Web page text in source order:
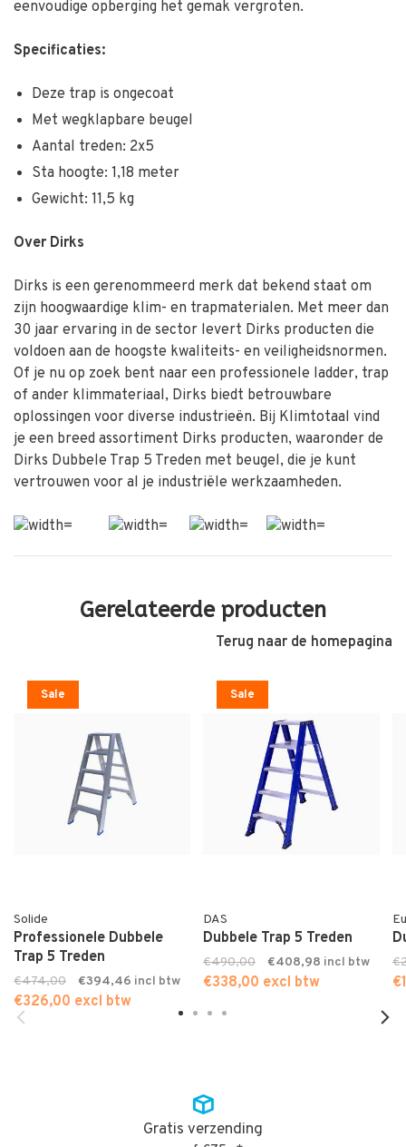
eenvoudige opberging het gemak vergroten.
Specificaties:
Deze trap is ongecoat
Met wegklapbare beugel
Aantal treden: 2x5
Sta hoogte: 1,18 meter
Gewicht: 11,5 kg
Over Dirks
Dirks is een gerenommeerd merk dat bekend staat om
zijn hoogwaardige klim- en trapmaterialen. Met meer dan
30 jaar ervaring in de sector levert Dirks producten die
voldoen aan de hoogste kwaliteits- en veiligheidsnormen.
Of je nu op zoek bent naar een professionele ladder, trap
of ander klimmateriaal, Dirks biedt betrouwbare
oplossingen voor diverse industrieën. Bij Klimtotaal vind
je een breed assortiment Dirks producten, waaronder de
Dirks Dubbele Trap 5 Treden met beugel, die je kunt
vertrouwen voor al je industriële werkzaamheden.
Gerelateerde producten
Terug naar de homepagina
Sale
Solide
Professionele Dubbele
Trap 5 Treden
€474,00 €394,46
€326,00 excl btw
Sale
DAS
Dubbele Trap 5 Treden
€490,00 €408,98
€338,00 excl btw
Gratis verzending